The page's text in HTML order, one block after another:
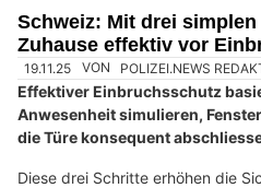
Schweiz: Mit drei
Zuhause effektiv vor
19.11.25 VON POLIZEI.NEWS
Effektiver Einbruchsschutz
Anwesenheit simulieren,
die Türe konsequent
Diese drei Schritte erhöhen die